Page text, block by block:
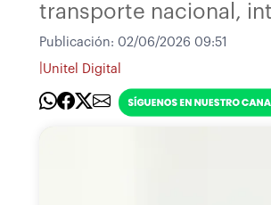
transporte nacional,
Publicación: 02/06/2026 09:51
Unitel Digital